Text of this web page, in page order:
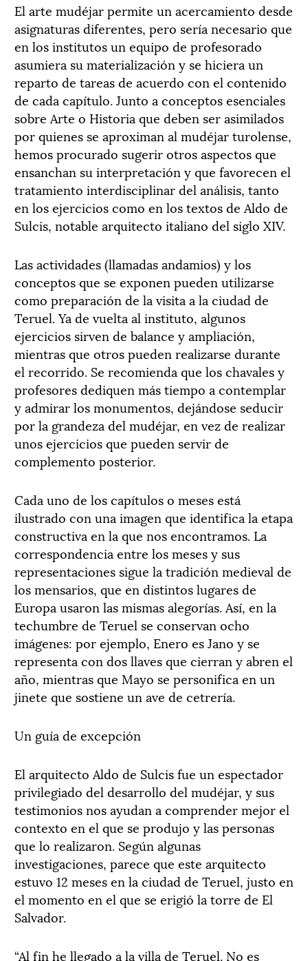
El arte mudéjar permite un acercamiento desde
asignaturas diferentes, pero sería necesario que
en los institutos un equipo de profesorado
asumiera su materialización y se hiciera un
reparto de tareas de acuerdo con el contenido
de cada capítulo. Junto a conceptos esenciales
sobre Arte o Historia que deben ser asimilados
por quienes se aproximan al mudéjar turolense,
hemos procurado sugerir otros aspectos que
ensanchan su interpretación y que favorecen el
tratamiento interdisciplinar del análisis, tanto
en los ejercicios como en los textos de Aldo de
Sulcis, notable arquitecto italiano del siglo XIV.
Las actividades (llamadas andamios) y los
conceptos que se exponen pueden utilizarse
como preparación de la visita a la ciudad de
Teruel. Ya de vuelta al instituto, algunos
ejercicios sirven de balance y ampliación,
mientras que otros pueden realizarse durante
el recorrido. Se recomienda que los chavales y
profesores dediquen más tiempo a contemplar
y admirar los monumentos, dejándose seducir
por la grandeza del mudéjar, en vez de realizar
unos ejercicios que pueden servir de
complemento posterior.
Cada uno de los capítulos o meses está
ilustrado con una imagen que identifica la etapa
constructiva en la que nos encontramos. La
correspondencia entre los meses y sus
representaciones sigue la tradición medieval de
los mensarios, que en distintos lugares de
Europa usaron las mismas alegorías. Así, en la
techumbre de Teruel se conservan ocho
imágenes: por ejemplo, Enero es Jano y se
representa con dos llaves que cierran y abren el
año, mientras que Mayo se personifica en un
jinete que sostiene un ave de cetrería.
Un guía de excepción
El arquitecto Aldo de Sulcis fue un espectador
privilegiado del desarrollo del mudéjar, y sus
testimonios nos ayudan a comprender mejor el
contexto en el que se produjo y las personas
que lo realizaron. Según algunas
investigaciones, parece que este arquitecto
estuvo 12 meses en la ciudad de Teruel, justo en
el momento en el que se erigió la torre de El
Salvador.
“Al fin he llegado a la villa de Teruel. No es